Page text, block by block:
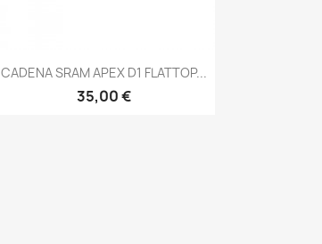
Vista rápida
CADENA SRAM APEX D1 FLATTOP...
35,00 €